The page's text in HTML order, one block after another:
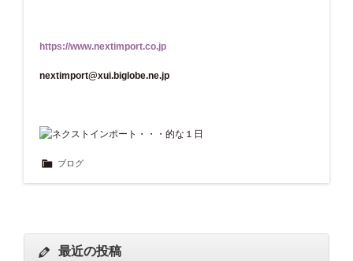
https://www.nextimport.co.jp
nextimport@xui.biglobe.ne.jp
ブログ
最近の投稿